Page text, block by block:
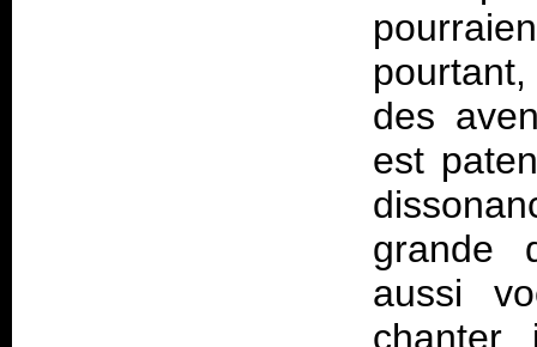
des
est
grande
aussi
chanter